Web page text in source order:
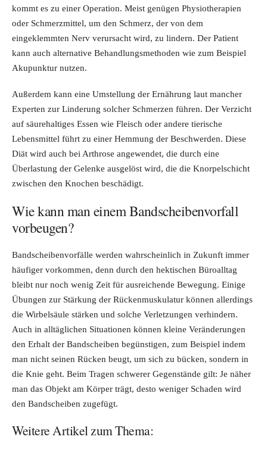
kommt es zu einer Operation. Meist genügen Physiotherapien
oder Schmerzmittel, um den Schmerz, der von dem
eingeklemmten Nerv verursacht wird, zu lindern. Der Patient
kann auch alternative Behandlungsmethoden wie zum Beispiel
Akupunktur nutzen.
Außerdem kann eine Umstellung der Ernährung laut mancher
Experten zur Linderung solcher Schmerzen führen. Der Verzicht
auf säurehaltiges Essen wie Fleisch oder andere tierische
Lebensmittel führt zu einer Hemmung der Beschwerden. Diese
Diät wird auch bei Arthrose angewendet, die durch eine
Überlastung der Gelenke ausgelöst wird, die die Knorpelschicht
zwischen den Knochen beschädigt.
Wie kann man einem Bandscheibenvorfall
vorbeugen?
Bandscheibenvorfälle werden wahrscheinlich in Zukunft immer
häufiger vorkommen, denn durch den hektischen Büroalltag
bleibt nur noch wenig Zeit für ausreichende Bewegung. Einige
Übungen zur Stärkung der Rückenmuskulatur können allerdings
die Wirbelsäule stärken und solche Verletzungen verhindern.
Auch in alltäglichen Situationen können kleine Veränderungen
den Erhalt der Bandscheiben begünstigen, zum Beispiel indem
man nicht seinen Rücken beugt, um sich zu bücken, sondern in
die Knie geht. Beim Tragen schwerer Gegenstände gilt: Je näher
man das Objekt am Körper trägt, desto weniger Schaden wird
den Bandscheiben zugefügt.
Weitere Artikel zum Thema: